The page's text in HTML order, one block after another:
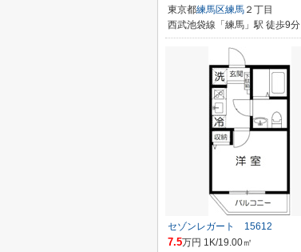
東京都練馬区練馬 ２丁目
西武池袋線「練馬」駅 徒歩9分
セゾンレガート 15612
7.5万円 1K/19.00㎡